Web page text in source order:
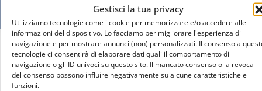
Gestisci la tua privacy
Utilizziamo tecnologie come i cookie per memorizzare e/o accedere alle
informazioni del dispositivo. Lo facciamo per migliorare l'esperienza di
navigazione e per mostrare annunci (non) personalizzati. Il consenso a
tecnologie ci consentirà di elaborare dati quali il comportamento di
navigazione o gli ID univoci su questo sito. Il mancato consenso o la revoca
del consenso possono influire negativamente su alcune caratteristiche e
funzioni.
Home
Edoardo Caletti nuovo allenatore dell’Hockey Club
Milano